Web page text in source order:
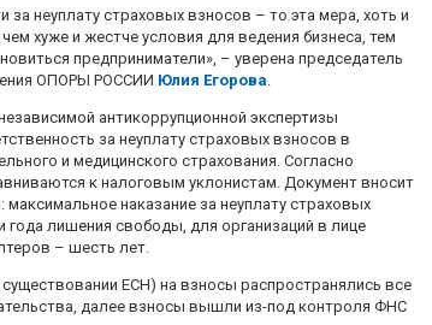
за неуплату страховых взносов – то эта мера, хоть и
хуже и жестче условия для ведения бизнеса, тем
предприниматели», – уверена председатель
ОПОРЫ РОССИИ Юлия Егорова
антикоррупционной экспертизы
за неуплату страховых взносов в
и медицинского страхования. Согласно
к налоговым уклонистам. Документ вносит
наказание за неуплату страховых
года лишения свободы, для организаций в лице
– шесть лет.
ЕСН) на взносы распространялись все
далее взносы вышли из-под контроля ФНС